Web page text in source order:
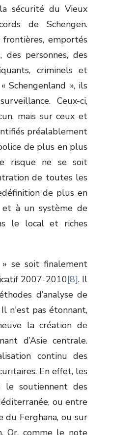
sécurité du Vieux
de Schengen.
emportés
personnes, des
criminels et
Schengenland », ils
Ceux-ci,
mais sur ceux et
préalablement
de plus en plus
risque ne se soit
de toutes les
de plus en
et à un système de
le local et riches
se soit finalement
2007-2010[8]. Il
d’analyse de
n'est pas étonnant,
la création de
d’Asie centrale.
continu des
En effet, les
le soutiennent des
ou entre
du Ferghana, ou sur
Or, comme le note